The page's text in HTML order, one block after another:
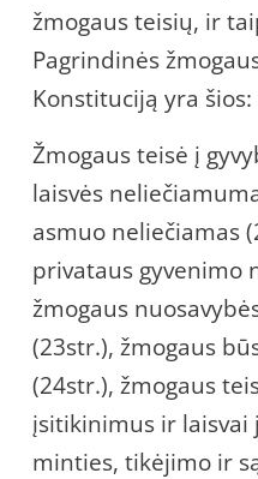
žmogaus teisių, ir
Pagrindinės
Konstituciją yra šios:
Žmogaus teisė į
laisvės
asmuo neliečiamas
privataus gyvenimo
žmogaus
(23str.), žmogaus
(24str.), žmogaus
įsitikinimus ir laisvai
minties, tikėjimo ir